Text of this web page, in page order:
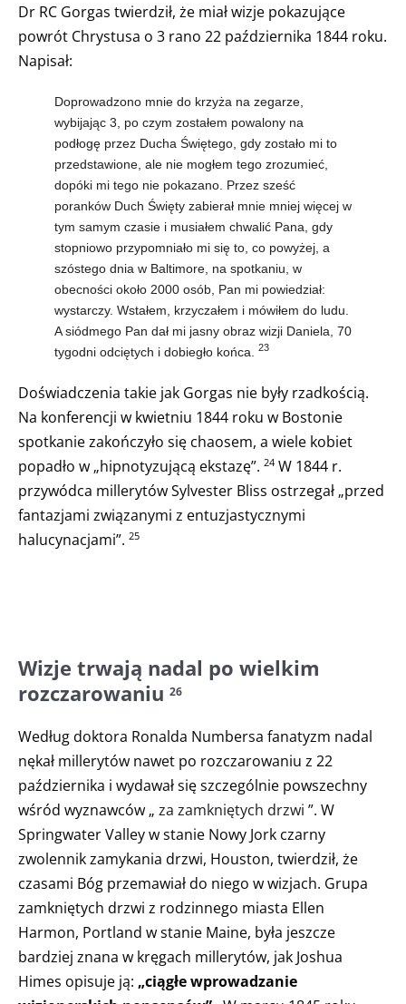
Dr RC Gorgas twierdził, że miał wizje pokazujące
powrót Chrystusa o 3 rano 22 października 1844 roku.
Napisał:
Doprowadzono mnie do krzyża na zegarze,
wybijając 3, po czym zostałem powalony na
podłogę przez Ducha Świętego, gdy zostało mi to
przedstawione, ale nie mogłem tego zrozumieć,
dopóki mi tego nie pokazano. Przez sześć
poranków Duch Święty zabierał mnie mniej więcej w
tym samym czasie i musiałem chwalić Pana, gdy
stopniowo przypomniało mi się to, co powyżej, a
szóstego dnia w Baltimore, na spotkaniu, w
obecności około 2000 osób, Pan mi powiedział:
wystarczy. Wstałem, krzyczałem i mówiłem do ludu.
A siódmego Pan dał mi jasny obraz wizji Daniela, 70
tygodni odciętych i dobiegło końca.
23
Doświadczenia takie jak Gorgas nie były rzadkością.
Na konferencji w kwietniu 1844 roku w Bostonie
spotkanie zakończyło się chaosem, a wiele kobiet
popadło w „hipnotyzującą ekstazę”. 24 W 1844 r.
przywódca millerytów Sylvester Bliss ostrzegał „przed
fantazjami związanymi z entuzjastycznymi
halucynacjami”. 25
Wizje trwają nadal po wielkim
rozczarowaniu 26
Według doktora Ronalda Numbersa fanatyzm nadal
nękał millerytów nawet po rozczarowaniu z 22
października i wydawał się szczególnie powszechny
wśród wyznawców „ za zamkniętych drzwi ”. W
Springwater Valley w stanie Nowy Jork czarny
zwolennik zamykania drzwi, Houston, twierdził, że
czasami Bóg przemawiał do niego w wizjach. Grupa
zamkniętych drzwi z rodzinnego miasta Ellen
Harmon, Portland w stanie Maine, była jeszcze
bardziej znana w kręgach millerytów, jak Joshua
Himes opisuje ją: „ciągłe wprowadzanie